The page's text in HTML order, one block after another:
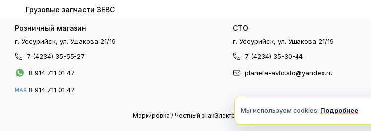
Грузовые запчасти ЗЕВС
Розничный магазин
г. Уссурийск, ул. Ушакова 21/19
7 (4234) 35-55-27
8 914 711 01 47
MAX 8 914 711 01 47
СТО
г. Уссурийск, ул. Ушакова 21/19
7 (4234) 35-30-44
planeta-avto.sto@yandex.ru
Маркировка / Честный знакЭлектронный документооборот Политика
Мы используем cookies. Подробнее